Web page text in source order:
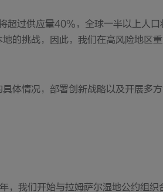
超过供应量40%，全球一半以上人
的挑战，因此，我们在高风险地区
体情况，部署创新战略以及开展多方
，我们开始与拉姆萨尔湿地公约组